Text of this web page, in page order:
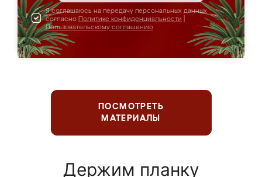
Я соглашаюсь на передачу персональных данных
согласно Политике конфиденциальности
Пользовательскому соглашению
ПОСМОТРЕТЬ
МАТЕРИАЛЫ
Держим планку